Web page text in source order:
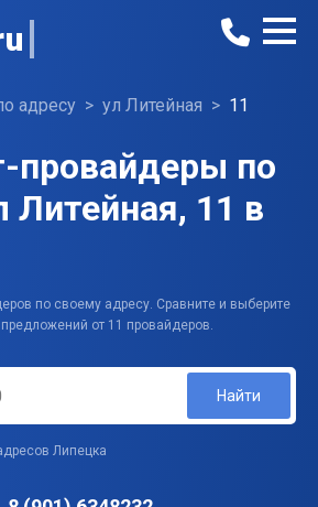
адресу ул Литейная 11
провайдеры по
Литейная, 11 в
по своему адресу. Сравните и выберите
от 11 провайдеров.
Найти
Липецка